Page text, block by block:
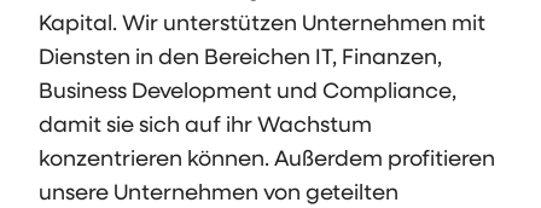
Kapital. Wir unterstützen Unternehmen mit
Diensten in den Bereichen IT, Finanzen,
Business Development und Compliance,
damit sie sich auf ihr Wachstum
konzentrieren können. Außerdem profitieren
unsere Unternehmen von geteilten